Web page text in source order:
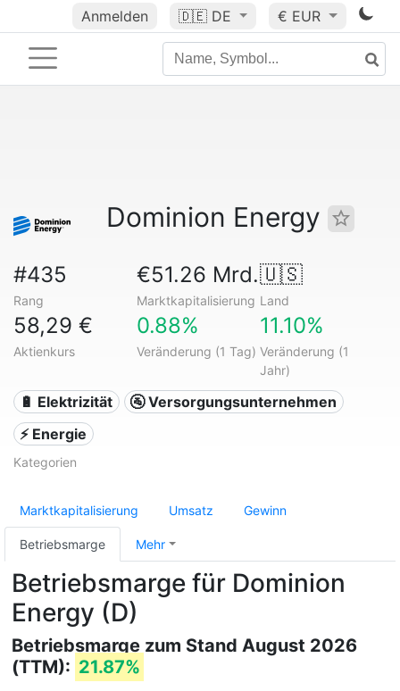
Anmelden 🇩🇪 DE € EUR
Dominion Energy
#435
Rang
€51.26 Mrd.
Marktkapitalisierung
🇺🇸
Land
58,29 €
Aktienkurs
0.88%
Veränderung (1 Tag)
11.10%
Veränderung (1
Jahr)
🔋 Elektrizität
🚰 Versorgungsunternehmen
⚡ Energie
Kategorien
Marktkapitalisierung Umsatz Gewinn
Betriebsmarge Mehr
Betriebsmarge für Dominion
Energy (D)
Betriebsmarge zum Stand August 2026
(TTM): 21.87%